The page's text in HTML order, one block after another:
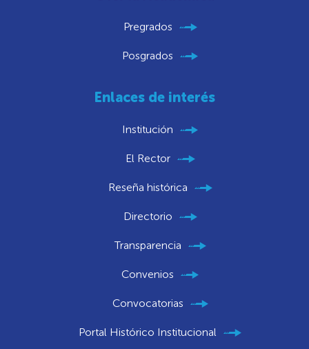
Pregrados
Posgrados
Enlaces de interés
Institución
El Rector
Reseña histórica
Directorio
Transparencia
Convenios
Convocatorias
Portal Histórico Institucional